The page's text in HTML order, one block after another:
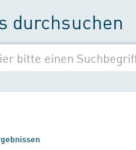
durchsuchen